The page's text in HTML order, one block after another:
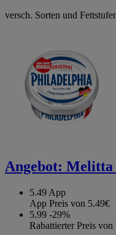
versch. Sorten und
Angebot: Melitta
5.49 App
App Preis von 5.49€
5.99 -29%
Rabattierter Preis